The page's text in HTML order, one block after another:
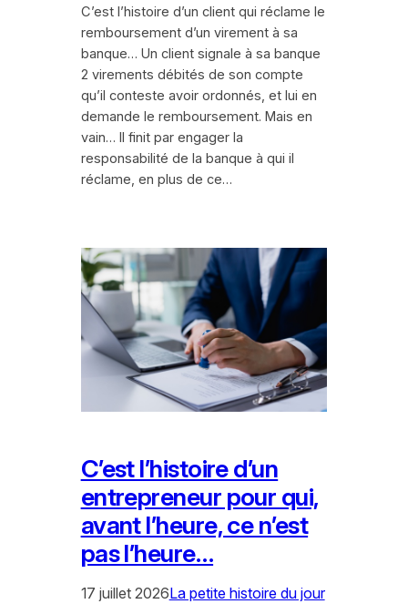
C’est l’histoire d’un client qui réclame le
remboursement d’un virement à sa
banque… Un client signale à sa banque
2 virements débités de son compte
qu’il conteste avoir ordonnés, et lui en
demande le remboursement. Mais en
vain… Il finit par engager la
responsabilité de la banque à qui il
réclame, en plus de ce…
C’est l’histoire d’un
entrepreneur pour qui,
avant l’heure, ce n’est
pas l’heure…
17 juillet 2026La petite histoire du jour